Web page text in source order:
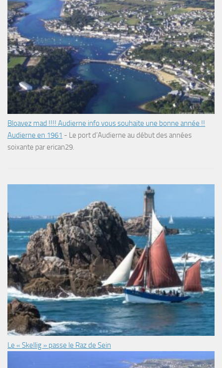
Bloavez mad !!!! Audierne info vous souhaite une bonne année !!
Audierne en 1961 - Le port d’Audierne au début des années
soixante par erican29.
Le « Skellig » passe le Raz de Sein